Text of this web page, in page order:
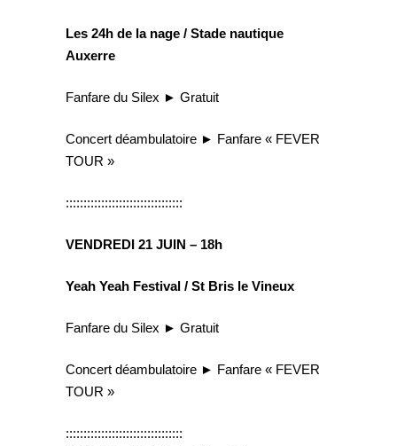
Les 24h de la nage / Stade nautique
Auxerre
Fanfare du Silex ► Gratuit
Concert déambulatoire ► Fanfare « FEVER
TOUR »
:::::::::::::::::::::::::::::::::
VENDREDI 21 JUIN – 18h
Yeah Yeah Festival / St Bris le Vineux
Fanfare du Silex ► Gratuit
Concert déambulatoire ► Fanfare « FEVER
TOUR »
:::::::::::::::::::::::::::::::::